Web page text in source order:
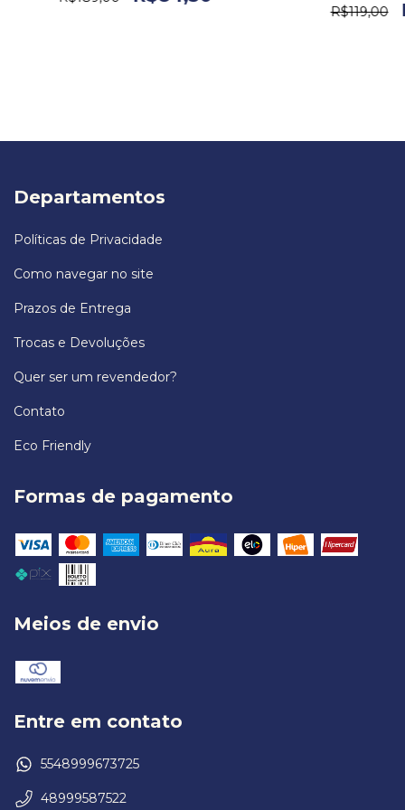
R$119,00
Departamentos
Políticas de Privacidade
Como navegar no site
Prazos de Entrega
Trocas e Devoluções
Quer ser um revendedor?
Contato
Eco Friendly
Formas de pagamento
Meios de envio
Entre em contato
5548999673725
48999587522